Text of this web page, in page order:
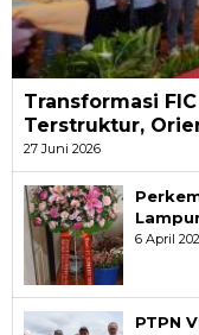
Transformasi
Terstruktur,
27 Juni 2026
6 April
PTPN